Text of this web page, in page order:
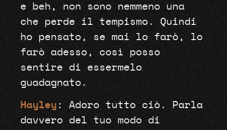
e beh, non sono nemmeno una
che perde il tempismo. Quindi
ho pensato, se mai lo farò, lo
farò adesso, così posso
sentire di essermelo
guadagnato.
Hayley : Adoro tutto ciò. Parla
davvero del tuo modo di